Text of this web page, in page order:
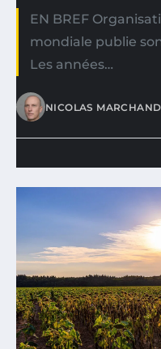
EN BREF
mondiale publie
Les années…
NICOLAS MARCHAND